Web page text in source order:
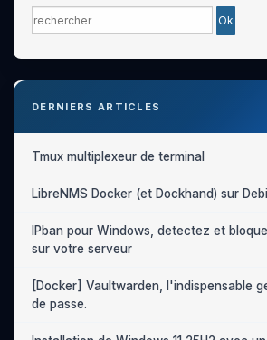
DERNIERS ARTICLES
Tmux multiplexeur de terminal
LibreNMS Docker (et Dockhand) sur
IPban pour Windows, detectez et
sur votre serveur
[Docker] Vaultwarden, l'indispensable
de passe.